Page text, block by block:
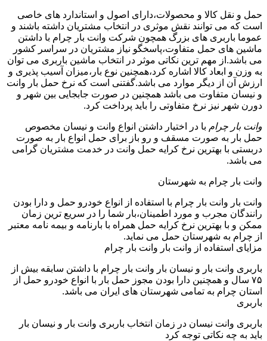
حمل و نقل کالا و محصولات،دارای اصول و استاندارد های خاصی
است که می توانند نقش موثری در انتخاب مشتریان داشته باشند و
عموما باربری های بزرگ همچون شرکت وانت بار چرام با داشتن
ماشین های حمل متفاوت،پاسخگو نیاز مشتریان در سراسر کشور
می باشد.از مهم ترین نکاتی موثر در انتخاب ماشین باربری می توان
به وزن و ابعاد کالا اشاره کرد،همچنین نوع بار،میزان آسیب پذیری و
ارزش آن از دیگر موارد می باشد.گفتنی است که نرخ حمل بار وانت
و نیسان متفاوت می باشد همچنین در صورت جابجایی بین شهر و
دورن شهر نیز نرخ متفاوتی را باید پرداخت کرد.
وانت بار چرام با در اختیار داشتن انواع وانت و نیسان مخصوص
حمل بار به صورت مسقف و رو باز برای حمل انواع بار به صورت
دربستی با بهترین نرخ کرایه حمل وانت در خدمت مشتریان گرامی
می باشد.
وانت بار چرام به شهرستان
وانت بار وانت بار چرام با استفاده از انواع خودرو حمل و دارا بودن
رانندگان مجرب و مورد اطمینان،بار شما را در سریع ترین زمان
ممکن و با بهترین نرخ کرایه حمل همراه با بارنامه و بیمه نامه معتبر
از چرام به شهرستان حمل می نماید.
مزایای استفاده از وانت بار وانت بار چرام
باربری وانت بار و نیسان بار وانت بار چرام با داشتن سابقه بیش از
۷۵ سال و همچنین دارا بودن مجوز حمل بار با انواع خودرو حمل از
استان چرام به تمامی شهرستان های ایران می باشد.
باربری
باربری وانت نیسان در زمان انتخاب باربری وانت بار و نیسان بار
باید به چه نکاتی توجه کرد